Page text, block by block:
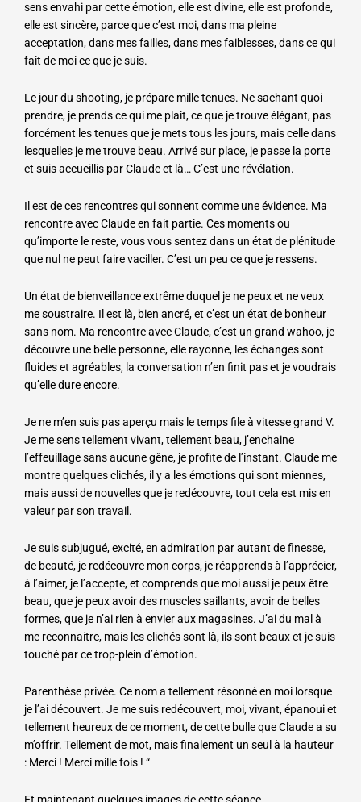
sens envahi par cette émotion, elle est divine, elle est profonde,
elle est sincère, parce que c’est moi, dans ma pleine
acceptation, dans mes failles, dans mes faiblesses, dans ce qui
fait de moi ce que je suis.
Le jour du shooting, je prépare mille tenues. Ne sachant quoi
prendre, je prends ce qui me plait, ce que je trouve élégant, pas
forcément les tenues que je mets tous les jours, mais celle dans
lesquelles je me trouve beau. Arrivé sur place, je passe la porte
et suis accueillis par Claude et là… C’est une révélation.
Il est de ces rencontres qui sonnent comme une évidence. Ma
rencontre avec Claude en fait partie. Ces moments ou
qu’importe le reste, vous vous sentez dans un état de plénitude
que nul ne peut faire vaciller. C’est un peu ce que je ressens.
Un état de bienveillance extrême duquel je ne peux et ne veux
me soustraire. Il est là, bien ancré, et c’est un état de bonheur
sans nom. Ma rencontre avec Claude, c’est un grand wahoo, je
découvre une belle personne, elle rayonne, les échanges sont
fluides et agréables, la conversation n’en finit pas et je voudrais
qu’elle dure encore.
Je ne m’en suis pas aperçu mais le temps file à vitesse grand V.
Je me sens tellement vivant, tellement beau, j’enchaine
l’effeuillage sans aucune gêne, je profite de l’instant. Claude me
montre quelques clichés, il y a les émotions qui sont miennes,
mais aussi de nouvelles que je redécouvre, tout cela est mis en
valeur par son travail.
Je suis subjugué, excité, en admiration par autant de finesse,
de beauté, je redécouvre mon corps, je réapprends à l’apprécier,
à l’aimer, je l’accepte, et comprends que moi aussi je peux être
beau, que je peux avoir des muscles saillants, avoir de belles
formes, que je n’ai rien à envier aux magasines. J’ai du mal à
me reconnaitre, mais les clichés sont là, ils sont beaux et je suis
touché par ce trop-plein d’émotion.
Parenthèse privée. Ce nom a tellement résonné en moi lorsque
je l’ai découvert. Je me suis redécouvert, moi, vivant, épanoui et
tellement heureux de ce moment, de cette bulle que Claude a su
m’offrir. Tellement de mot, mais finalement un seul à la hauteur
: Merci ! Merci mille fois ! “
Et maintenant quelques images de cette séance.